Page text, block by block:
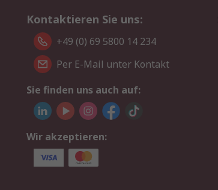
Kontaktieren Sie uns:
+49 (0) 69 5800 14 234
Per E-Mail unter Kontakt
Sie finden uns auch auf:
Wir akzeptieren: